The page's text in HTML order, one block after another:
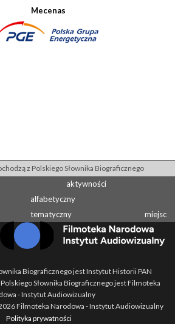
Mecenas
z Polskiego Słownika Biograficznego
aktywności
alfabetyczny
tematyczny
miejsc
Biograficznego jest Instytut Historii PAN
Słownika Biograficznego jest Filmoteka
- Instytut Audiowizualny
Filmoteka Narodowa - Instytut Audiowizualny
Polityka prywatności